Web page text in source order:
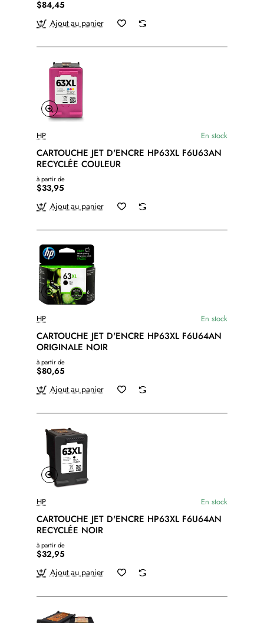
$84,45
Ajout au panier
HP En stock
CARTOUCHE JET D'ENCRE HP63XL F6U63AN
RECYCLÉE COULEUR
à partir de
$33,95
Ajout au panier
HP En stock
CARTOUCHE JET D'ENCRE HP63XL F6U64AN
ORIGINALE NOIR
à partir de
$80,65
Ajout au panier
HP En stock
CARTOUCHE JET D'ENCRE HP63XL F6U64AN
RECYCLÉE NOIR
à partir de
$32,95
Ajout au panier